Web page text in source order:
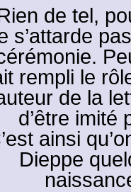
de tel,
s’attarde
rempli le
de la
d’être imité
ainsi
Dieppe